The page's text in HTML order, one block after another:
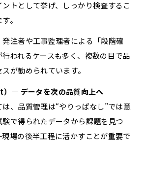
トとして挙げ、しっかり検査するこ
。
注者や工事監理者による「段階確
われるケースも多く、複数の目で品
が勧められています。
― データを次の品質向上へ
、品質管理は“やりっぱなし”では意
で得られたデータから課題を見つ
場の後半工程に活かすことが重要で